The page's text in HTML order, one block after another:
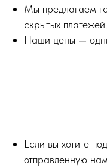
Мы предлагаем
скрытых платежей.
Наши цены —
Если вы хотите
отправленную